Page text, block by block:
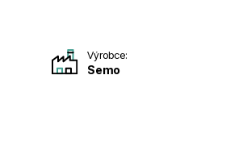
Výrobce:
Semo